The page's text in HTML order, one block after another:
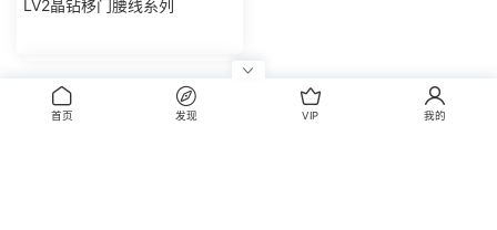
LV2晶钻移门腰线系列
评论
首页 发现 VIP 我的